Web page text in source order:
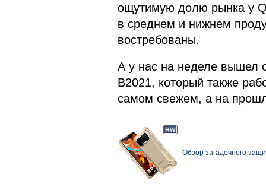
ощутимую долю рынка у
в среднем и нижнем
востребованы.
А у нас на неделе вышел
B2021, который также
самом свежем, а на
Обзор загадочного